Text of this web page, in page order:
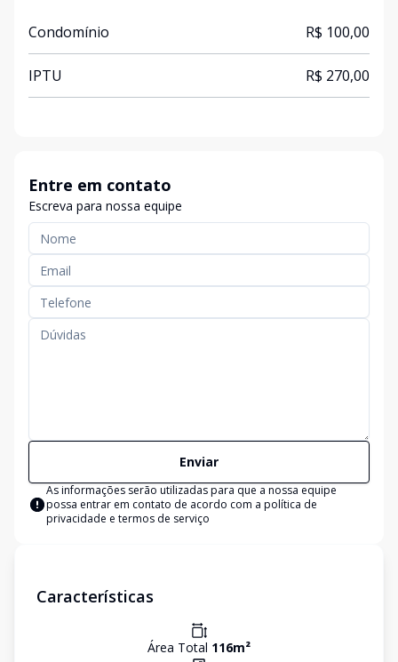
Condomínio R$ 100,00
IPTU R$ 270,00
Entre em contato
Escreva para nossa equipe
Enviar
As informações serão utilizadas para que a nossa equipe
possa entrar em contato de acordo com a política de
privacidade e termos de serviço
Características
Área Total 116m²